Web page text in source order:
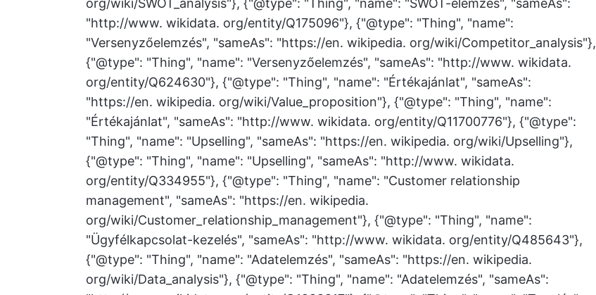
org/wiki/SWOT_analysis"}, {"@type": "Thing", "name": "SWOT-elemzés", "sameAs":
"http://www. wikidata. org/entity/Q175096"}, {"@type": "Thing", "name":
"Versenyzőelemzés", "sameAs": "https://en. wikipedia. org/wiki/Competitor_analysis"},
{"@type": "Thing", "name": "Versenyzőelemzés", "sameAs": "http://www. wikidata.
org/entity/Q624630"}, {"@type": "Thing", "name": "Értékajánlat", "sameAs":
"https://en. wikipedia. org/wiki/Value_proposition"}, {"@type": "Thing", "name":
"Értékajánlat", "sameAs": "http://www. wikidata. org/entity/Q11700776"}, {"@type":
"Thing", "name": "Upselling", "sameAs": "https://en. wikipedia. org/wiki/Upselling"},
{"@type": "Thing", "name": "Upselling", "sameAs": "http://www. wikidata.
org/entity/Q334955"}, {"@type": "Thing", "name": "Customer relationship
management", "sameAs": "https://en. wikipedia.
org/wiki/Customer_relationship_management"}, {"@type": "Thing", "name":
"Ügyfélkapcsolat-kezelés", "sameAs": "http://www. wikidata. org/entity/Q485643"},
{"@type": "Thing", "name": "Adatelemzés", "sameAs": "https://en. wikipedia.
org/wiki/Data_analysis"}, {"@type": "Thing", "name": "Adatelemzés", "sameAs":